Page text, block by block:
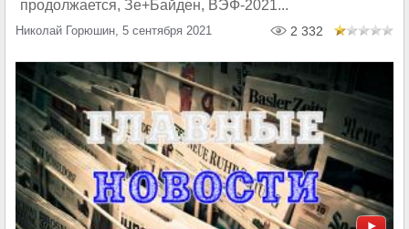
продолжается, Зе+Байден, ВЭФ-2021...
Николай Горюшин, 5 сентября 2021 2 332